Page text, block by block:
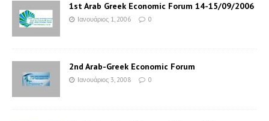
1st Arab Greek Economic Forum 14-15/09/2006
Ιανουάριος 1, 2006 0
2nd Arab-Greek Economic Forum
Ιανουάριος 3, 2008 0